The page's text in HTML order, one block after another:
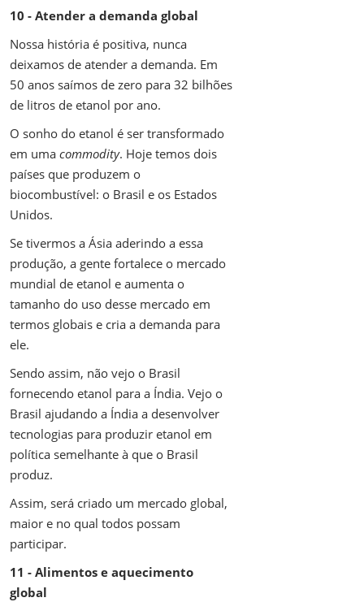
10 - Atender a demanda global
Nossa história é positiva, nunca
deixamos de atender a demanda. Em
50 anos saímos de zero para 32 bilhões
de litros de etanol por ano.
O sonho do etanol é ser transformado
em uma commodity. Hoje temos dois
países que produzem o
biocombustível: o Brasil e os Estados
Unidos.
Se tivermos a Ásia aderindo a essa
produção, a gente fortalece o mercado
mundial de etanol e aumenta o
tamanho do uso desse mercado em
termos globais e cria a demanda para
ele.
Sendo assim, não vejo o Brasil
fornecendo etanol para a Índia. Vejo o
Brasil ajudando a Índia a desenvolver
tecnologias para produzir etanol em
política semelhante à que o Brasil
produz.
Assim, será criado um mercado global,
maior e no qual todos possam
participar.
11 - Alimentos e aquecimento
global